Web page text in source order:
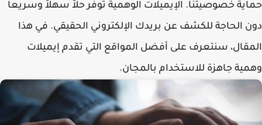
حماية خصوصيتنا. الإيميلات الوهمية توفر حلاً سهلاً وسريعاً
دون الحاجة للكشف عن بريدك الإلكتروني الحقيقي. في هذا
المقال، سنتعرف على أفضل المواقع التي تقدم إيميلات
وهمية جاهزة للاستخدام بالمجان.